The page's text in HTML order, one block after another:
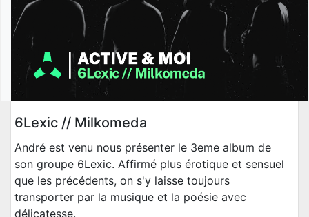
6Lexic // Milkomeda
André est venu nous présenter le 3eme album de
son groupe 6Lexic. Affirmé plus érotique et sensuel
que les précédents, on s'y laisse toujours
transporter par la musique et la poésie avec
délicatesse.